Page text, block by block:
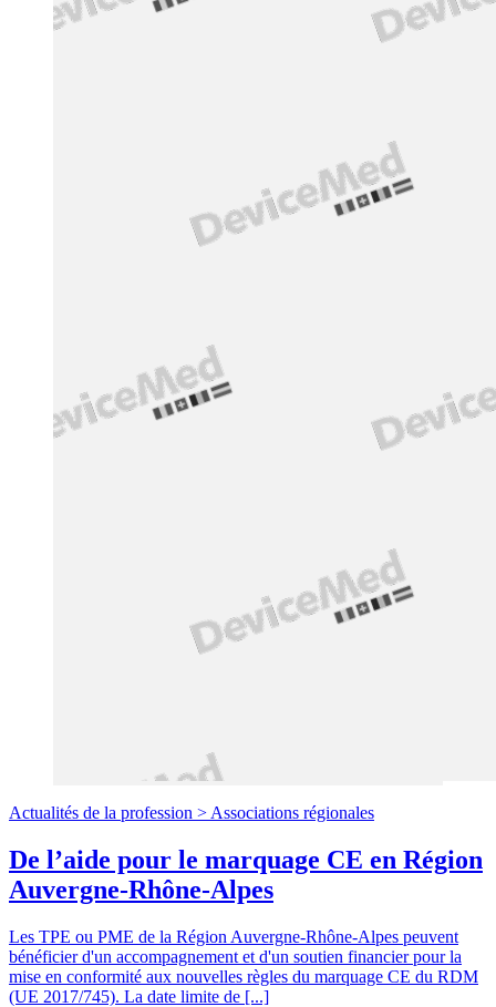
Actualités de la profession > Associations régionales
De l’aide pour le marquage CE en Région
Auvergne-Rhône-Alpes
Les TPE ou PME de la Région Auvergne-Rhône-Alpes peuvent
bénéficier d'un accompagnement et d'un soutien financier pour la
mise en conformité aux nouvelles règles du marquage CE du RDM
(UE 2017/745). La date limite de [...]